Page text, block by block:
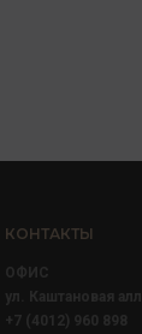
КОНТАКТЫ
ОФИС
ул. Каштановая
+7 (4012) 960 898